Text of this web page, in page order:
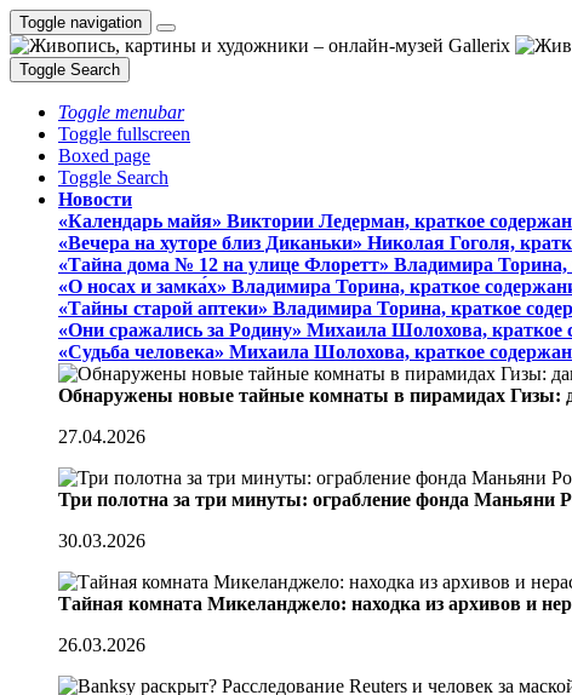
Toggle navigation
Toggle Search
Toggle menubar
Toggle fullscreen
Boxed page
Toggle Search
Новости
«Календарь майя» Виктории Ледерман, краткое
«Вечера на хуторе близ Диканьки» Николая Гоголя,
«Тайна дома № 12 на улице Флоретт» Владимира Торина,
«О носах и замка́х» Владимира Торина, краткое
«Тайны старой аптеки» Владимира Торина, краткое
«Они сражались за Родину» Михаила Шолохова, краткое
«Судьба человека» Михаила Шолохова, краткое
Обнаружены новые тайные комнаты в пирамидах Гизы:
27.04.2026
Три полотна за три минуты: ограбление фонда Маньяни
30.03.2026
Тайная комната Микеланджело: находка из архивов и
26.03.2026